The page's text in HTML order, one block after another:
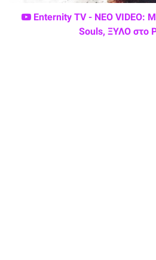
Enternity TV - ΝΕΟ VIDEO:
Souls, ΞΥΛΟ στο